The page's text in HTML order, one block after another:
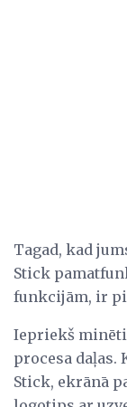
Tagad, kad
Stick
funkcijām, ir
Iepriekš
procesa daļas.
Stick, ekrānā